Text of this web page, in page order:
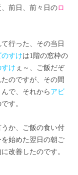
前日、前々日のロ
行った、その当日
のすけは1階の窓枠の
すけ ぇ～、ご飯だぞ
のですが、その間
で、それから アビ
す。
か、ご飯の食い付
始めた翌日の朝ご
改善したのです。